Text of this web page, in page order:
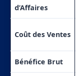
d’Affaires
Coût des Ventes
Bénéfice Brut